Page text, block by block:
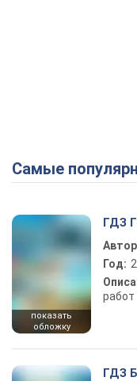
Самые
показать
обложку
ГДЗ
Год:
работ
ГДЗ